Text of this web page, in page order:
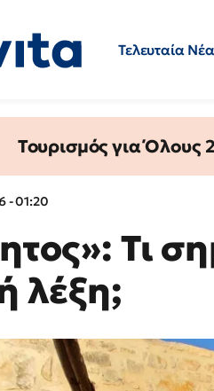
Τελευταία Νέα
Τουρισμός για
- 01:20
Τι
λέξη;